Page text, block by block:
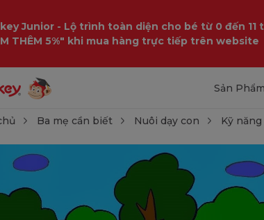
Junior - Lộ trình toàn diện cho bé từ 0 đến 11
THÊM 5%" khi mua hàng trực tiếp trên website
Sản Phẩm
Ba mẹ cần biết Nuôi dạy con Kỹ